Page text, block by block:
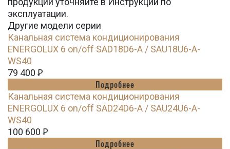
эксплуатации.
Другие модели серии
Канальная система кондиционирования
ENERGOLUX 6 on/off SAD18D6-A / SAU18U6-A-
WS40
79 400 Ꝑ
Подробнее
Канальная система кондиционирования
ENERGOLUX 6 on/off SAD24D6-A / SAU24U6-A-
WS40
100 600 Ꝑ
Подробнее